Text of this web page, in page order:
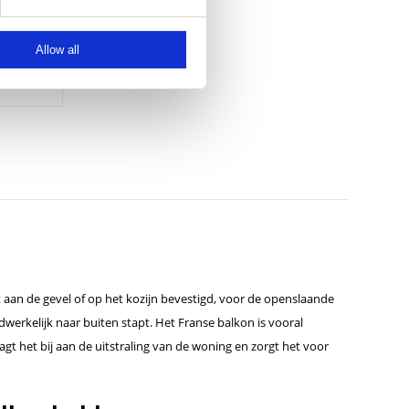
Allow all
de gevel of op het kozijn bevestigd, voor de openslaande
naar buiten stapt. Het Franse balkon is vooral
het bij aan de uitstraling van de woning en zorgt het voor